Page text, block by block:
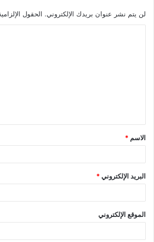
لن يتم نشر عنوان بريدك الإلكتروني. الحقول
الاسم *
البريد الإلكتروني*
الموقع الإلكتروني